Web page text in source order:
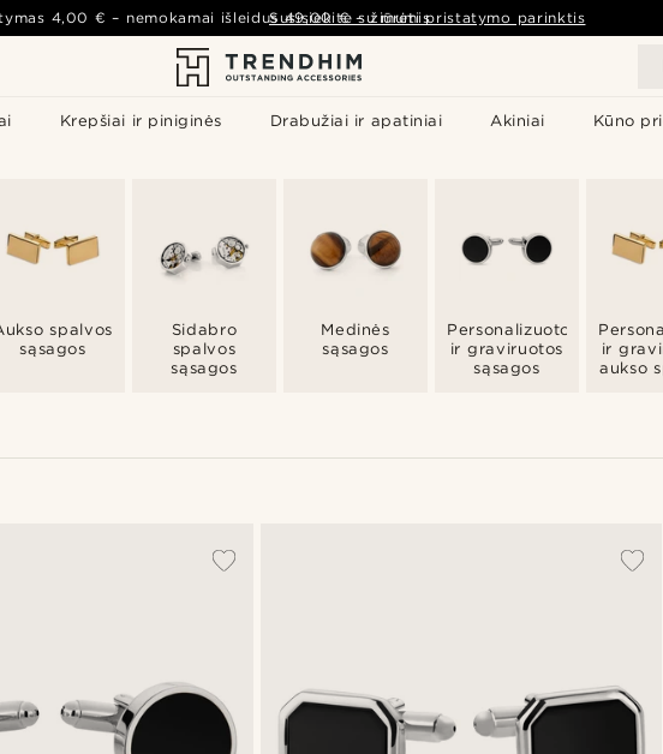
Krepšiai ir piniginės Drabužiai ir apatiniai Akiniai Kūno
4,00 € – nemokamai išleidus49,00 € – žiūrėti pristatymo parinktis
Susisiekite su mumis
spalvos
sąsagos
Sidabro
spalvos
sąsagos
Medinės
sąsagos
Personalizuotos
ir graviruotos
sąsagos
ir
aukso